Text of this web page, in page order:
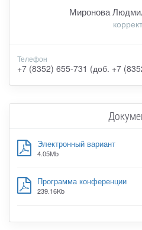
Миронова
Телефон
+7 (8352) 655-731 (доб. +7
Электронный вариант
4.05Mb
Программа конференции
239.16Kb